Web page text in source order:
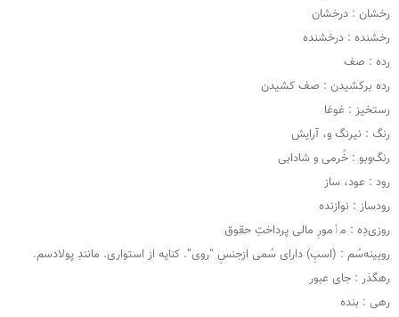
رخشان : درخشان
رخشنده : درخشنده
رده : صف
رده برکشیدن : صف کشیدن
رستخیز : غوغا
رنگ : نیرنگ و، آرایش
رنگ‌وبو : خُرمی و شادابی
رود : عود، ساز
رودساز : نوازنده
روزی‌دِه : مٲمورِ مالی پرداختِ حقوق
رویینه‌سُم : (اسبِ) دارای سُمی ازجنسِ “روی”. کنایه از استواری. مانندِ پولادسم.
رهگذر : جای عبور
رهی : بنده